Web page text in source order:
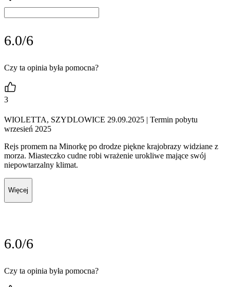
6.0/6
Czy ta opinia była pomocna?
3
WIOLETTA, SZYDLOWICE 29.09.2025 | Termin pobytu
wrzesień 2025
Rejs promem na Minorkę po drodze piękne krajobrazy widziane z
morza. Miasteczko cudne robi wrażenie urokliwe mające swój
niepowtarzalny klimat.
Więcej
6.0/6
Czy ta opinia była pomocna?